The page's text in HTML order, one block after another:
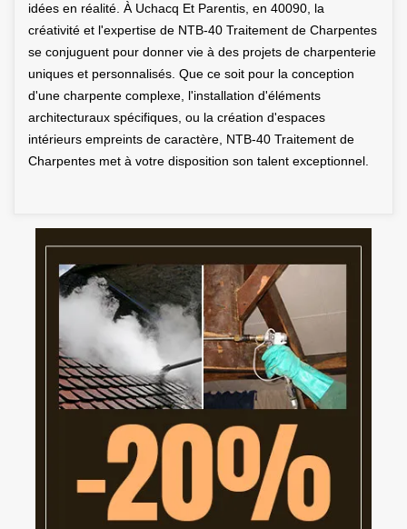
idées en réalité. À Uchacq Et Parentis, en 40090, la
créativité et l'expertise de NTB-40 Traitement de Charpentes
se conjuguent pour donner vie à des projets de charpenterie
uniques et personnalisés. Que ce soit pour la conception
d'une charpente complexe, l'installation d'éléments
architecturaux spécifiques, ou la création d'espaces
intérieurs empreints de caractère, NTB-40 Traitement de
Charpentes met à votre disposition son talent exceptionnel.